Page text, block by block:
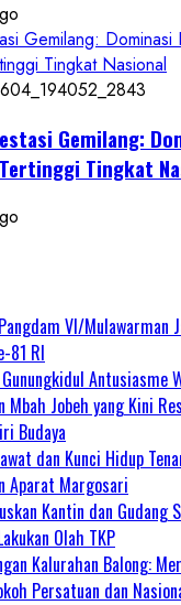
Gemilang: Dominasi
Tingkat Nasional
Gemilang:
Tingkat
VI/Mulawarman
81 RI
Antusiasme
Mbah Jobeh yang Kini
Budaya
dan Kunci Hidup
Aparat Margosari
Kantin dan Gudang
Olah TKP
Kalurahan Balong:
Persatuan dan